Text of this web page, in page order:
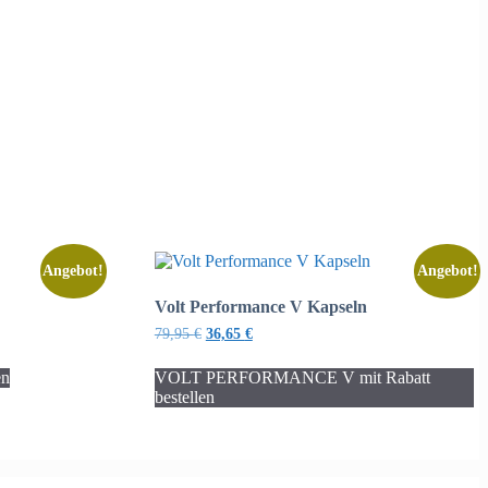
Angebot! Angebot!
Volt Performance V Kapseln
79,95€ Ursprünglicher
war:
79,95 €
36,65 €Aktueller
ist:
36,65 €.
VOLT PERFORMANCE V mit Rabatt
bestellen